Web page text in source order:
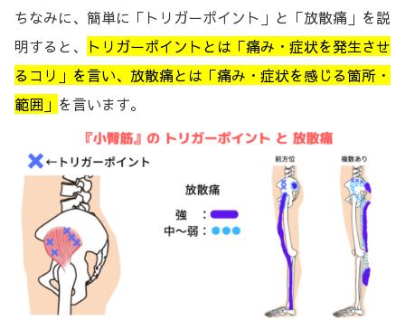
ちなみに、簡単に「トリガーポイント」と「放散痛」を説
明すると、
トリガーポイントとは「痛み・症状を発生させ
るコリ」を言い、放散痛とは「痛み・症状を感じる箇所・
範囲」 を言います。